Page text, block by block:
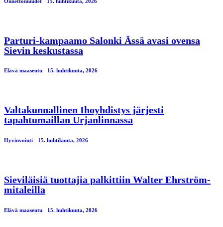
Parturi-kampaamo Salonki Ässä avasi ovensa
Sievin keskustassa
Elävä maaseutu 15. huhtikuuta, 2026
Valtakunnallinen Ihoyhdistys järjesti
tapahtumaillan Urjanlinnassa
Hyvinvointi 15. huhtikuuta, 2026
Sieviläisiä tuottajia palkittiin Walter Ehrström-
mitaleilla
Elävä maaseutu 15. huhtikuuta, 2026